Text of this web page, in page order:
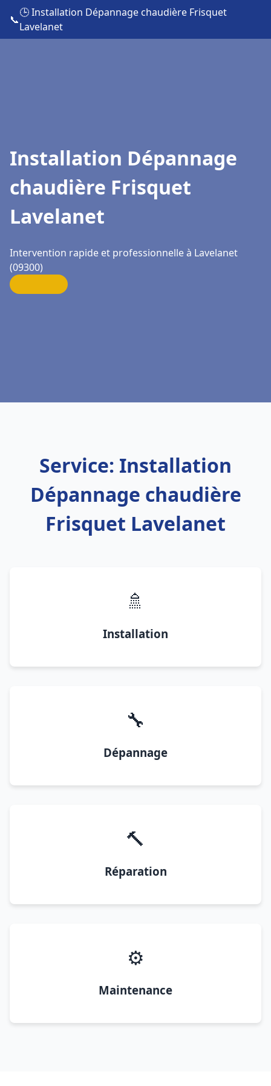
📞
🕒 Installation Dépannage chaudière Frisquet
Lavelanet
Installation Dépannage
chaudière Frisquet
Lavelanet
Intervention rapide et professionnelle à Lavelanet
(09300)
Service: Installation
Dépannage chaudière
Frisquet Lavelanet
🚿
Installation
🔧
Dépannage
🔨
Réparation
⚙️
Maintenance